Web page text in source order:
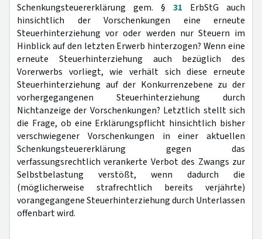
Schenkungsteuererklärung gem. § 31 ErbStG auch
hinsichtlich der Vorschenkungen eine erneute
Steuerhinterziehung vor oder werden nur Steuern im
Hinblick auf den letzten Erwerb hinterzogen? Wenn eine
erneute Steuerhinterziehung auch bezüglich des
Vorerwerbs vorliegt, wie verhält sich diese erneute
Steuerhinterziehung auf der Konkurrenzebene zu der
vorhergegangenen Steuerhinterziehung durch
Nichtanzeige der Vorschenkungen? Letztlich stellt sich
die Frage, ob eine Erklärungspflicht hinsichtlich bisher
verschwiegener Vorschenkungen in einer aktuellen
Schenkungsteuererklärung gegen das
verfassungsrechtlich verankerte Verbot des Zwangs zur
Selbstbelastung verstößt, wenn dadurch die
(möglicherweise strafrechtlich bereits verjährte)
vorangegangene Steuerhinterziehung durch Unterlassen
offenbart wird.